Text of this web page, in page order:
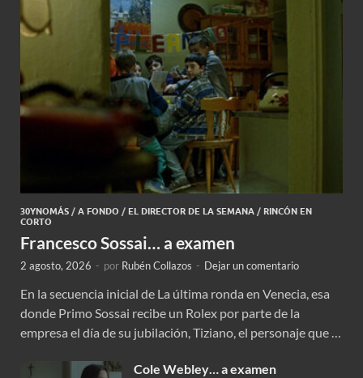
30YNOMÁS / A FONDO / EL DIRECTOR DE LA SEMANA / RINCÓN EN
CORTO
Francesco Sossai… a examen
2 agosto, 2026 - por Rubén Collazos - Dejar un comentario
En la secuencia inicial de La última ronda en Venecia, esa
donde Primo Sossai recibe un Rolex por parte de la
empresa el día de su jubilación, Tiziano, el personaje que …
Cole Webley… a examen